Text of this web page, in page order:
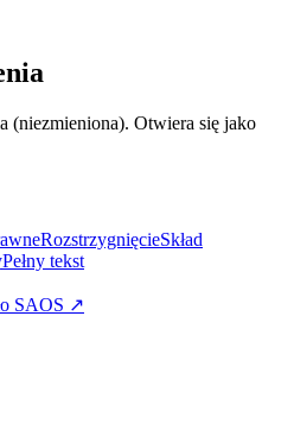
(niezmieniona). Otwiera się jako
RozstrzygnięcieSkład
Pełny tekst
SAOS ↗